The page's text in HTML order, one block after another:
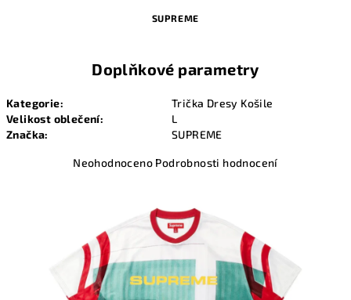
SUPREME
Doplňkové parametry
Kategorie:
Trička Dresy Košile
Velikost oblečení:
L
Značka: SUPREME
Průměrné
hvězdiček.
Neohodnoceno Podrobnosti hodnocení